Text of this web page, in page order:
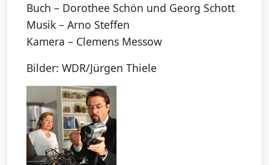
Buch – Dorothee Schön und Georg Schott
Musik – Arno Steffen
Kamera – Clemens Messow
Bilder: WDR/Jürgen Thiele